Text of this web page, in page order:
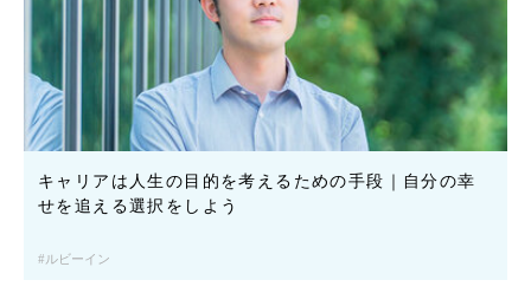
キャリアは人生の目的を考えるための手段｜自分の幸
せを追える選択をしよう
ルビーイン